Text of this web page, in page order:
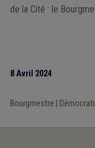
de la Cité : le
8 Avril 2024
Bourgmestre